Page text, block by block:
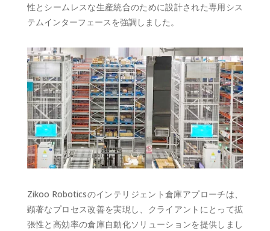
性とシームレスな生産統合のために設計された専用シス
テムインターフェースを強調しました。
Zikoo Roboticsのインテリジェント倉庫アプローチは、
顕著なプロセス改善を実現し、クライアントにとって拡
張性と高効率の倉庫自動化ソリューションを提供しまし